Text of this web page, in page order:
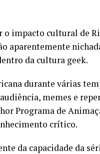
o impacto cultural de
aparentemente
da cultura geek.
durante várias
memes e
Programa de
crítico.
da capacidade da